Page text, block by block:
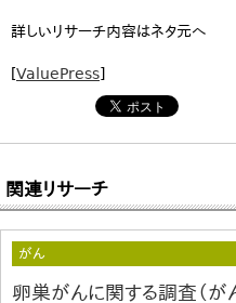
詳しいリサーチ内容はネタ元へ
[ValuePress]
関連リサーチ
がん
卵巣がんに関する調査（が